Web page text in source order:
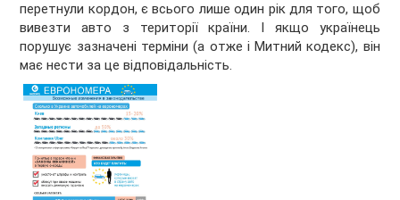
перетнули кордон, є всього лише один рік для того, щоб
вивезти авто з території країни. І якщо українець
порушує зазначені терміни (а отже і Митний кодекс), він
має нести за це відповідальність.